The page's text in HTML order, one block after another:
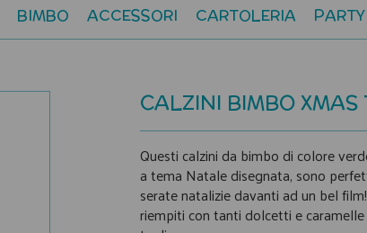
BIMBO ACCESSORI CARTOLERIA PARTY
CALZINI BIMBO XMAS
Questi calzini da bimbo di colore
a tema Natale disegnata, sono
serate natalizie davanti ad un bel
riempiti con tanti dolcetti e